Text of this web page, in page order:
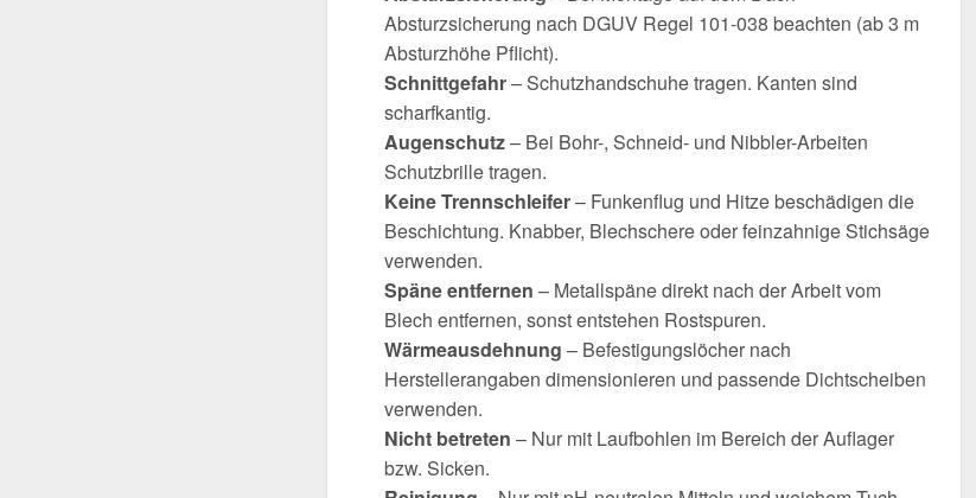
Absturzsicherung nach DGUV Regel 101-038 beachten (ab 3 m
Absturzhöhe Pflicht).
Schnittgefahr– Schutzhandschuhe tragen. Kanten sind
scharfkantig.
Augenschutz– Bei Bohr-, Schneid- und Nibbler-Arbeiten
Schutzbrille tragen.
Keine Trennschleifer– Funkenflug und Hitze beschädigen die
Beschichtung. Knabber, Blechschere oder feinzahnige Stichsäge
verwenden.
Späne entfernen – Metallspäne direkt nach der Arbeit vom
Blech entfernen, sonst entstehen Rostspuren.
Wärmeausdehnung – Befestigungslöcher nach
Herstellerangaben dimensionieren und passende Dichtscheiben
verwenden.
Nicht betreten – Nur mit Laufbohlen im Bereich der Auflager
bzw. Sicken.